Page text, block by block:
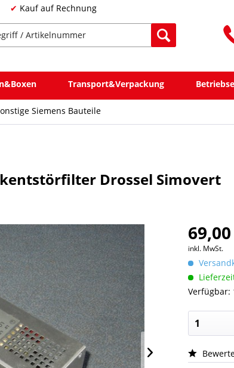
Kauf auf Rechnung
Transport&Verpackung
Siemens Bauteile
Drossel Simovert
inkl. MwSt.
Verfügbar: